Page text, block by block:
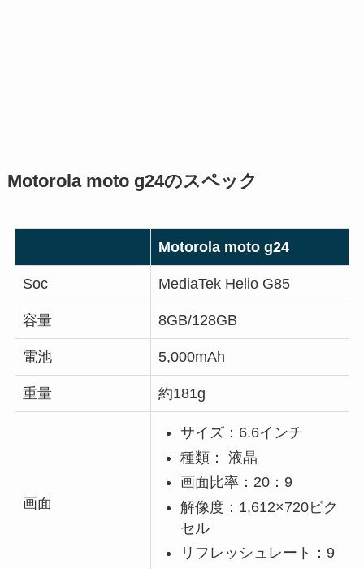
Motorola moto g24のスペック
Motorola moto g24
Soc MediaTek Helio G85
容量 8GB/128GB
電池 5,000mAh
重量 約181g
画面
サイズ：6.6インチ
種類： 液晶
画面比率：20：9
解像度：1,612×720ピク
セル
リフレッシュレート：9